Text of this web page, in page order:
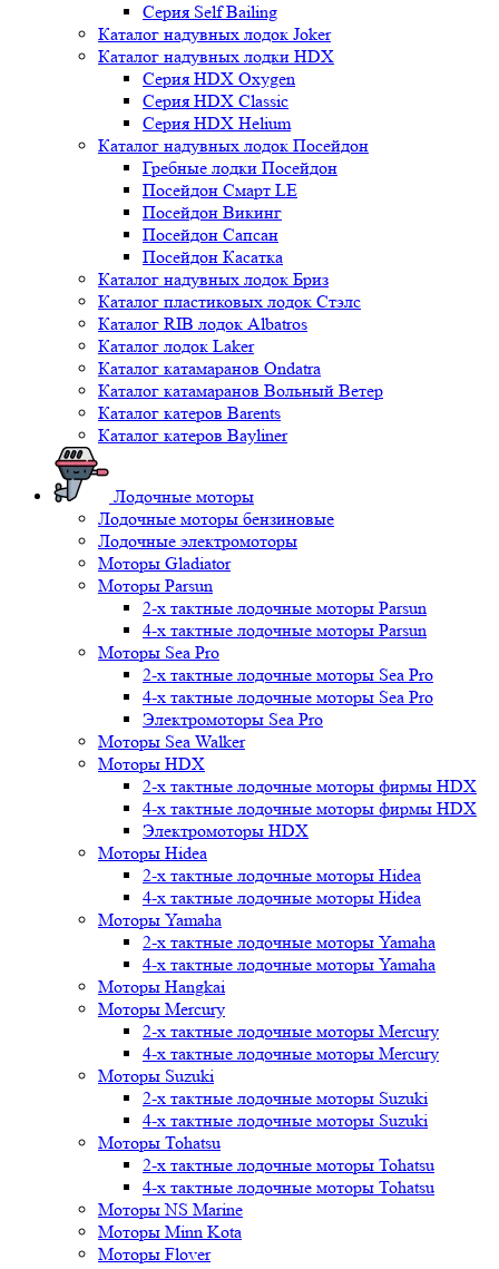
Серия Self Bailing
Каталог надувных лодок Joker
Каталог надувных лодки HDX
Серия HDX Oxygen
Серия HDX Classic
Серия HDX Helium
Каталог надувных лодок Посейдон
Гребные лодки Посейдон
Посейдон Смарт LE
Посейдон Викинг
Посейдон Сапсан
Посейдон Касатка
Каталог надувных лодок Бриз
Каталог пластиковых лодок Стэлс
Каталог RIB лодок Albatros
Каталог лодок Laker
Каталог катамаранов Ondatra
Каталог катамаранов Вольный Ветер
Каталог катеров Barents
Каталог катеров Bayliner
Лодочные моторы
Лодочные моторы бензиновые
Лодочные электромоторы
Моторы Gladiator
Моторы Parsun
2-х тактные лодочные моторы Parsun
4-х тактные лодочные моторы Parsun
Моторы Sea Pro
2-х тактные лодочные моторы Sea Pro
4-х тактные лодочные моторы Sea Pro
Электромоторы Sea Pro
Моторы Sea Walker
Моторы HDX
2-х тактные лодочные моторы фирмы HDX
4-х тактные лодочные моторы фирмы HDX
Электромоторы HDX
Моторы Hidea
2-х тактные лодочные моторы Hidea
4-х тактные лодочные моторы Hidea
Моторы Yamaha
2-х тактные лодочные моторы Yamaha
4-х тактные лодочные моторы Yamaha
Моторы Hangkai
Моторы Mercury
2-х тактные лодочные моторы Mercury
4-х тактные лодочные моторы Mercury
Моторы Suzuki
2-х тактные лодочные моторы Suzuki
4-х тактные лодочные моторы Suzuki
Моторы Tohatsu
2-х тактные лодочные моторы Tohatsu
4-х тактные лодочные моторы Tohatsu
Моторы NS Marine
Моторы Minn Kota
Моторы Flover